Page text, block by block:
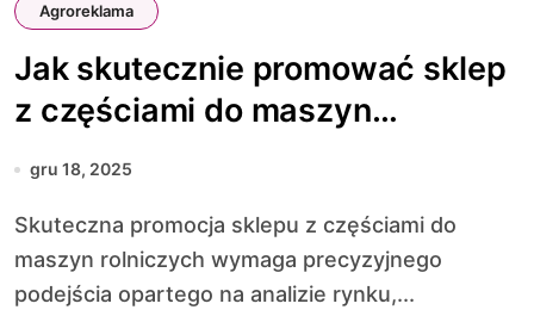
Agroreklama
Jak skutecznie promować sklep
z częściami do maszyn
rolniczych
gru 18, 2025
Skuteczna promocja sklepu z częściami do
maszyn rolniczych wymaga precyzyjnego
podejścia opartego na analizie rynku,...